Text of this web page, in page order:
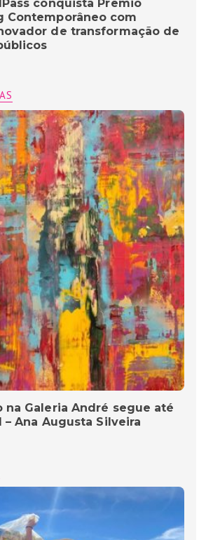
conquista Prêmio
Contemporâneo com
de transformação de
na Galeria André segue até
– Ana Augusta Silveira